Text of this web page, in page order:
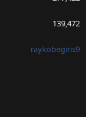
139,472
raykobegiris9